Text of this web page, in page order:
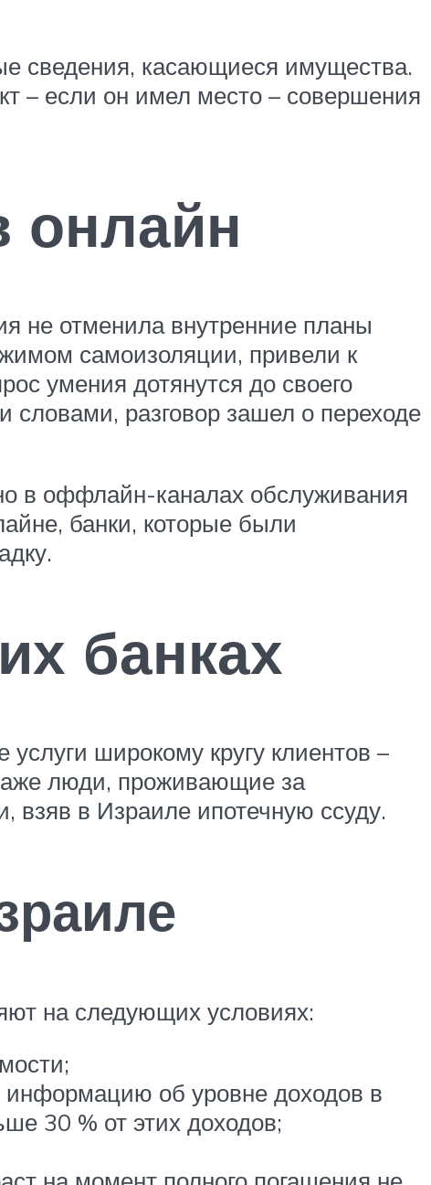
сведения, касающиеся имущества.
– если он имел место – совершения
онлайн
не отменила внутренние планы
самоизоляции, привели к
умения дотянутся до своего
словами, разговор зашел о переходе
в оффлайн-каналах обслуживания
банки, которые были
банках
широкому кругу клиентов –
люди, проживающие за
взяв в Израиле ипотечную ссуду.
на следующих условиях:
об уровне доходов в
30 % от этих доходов;